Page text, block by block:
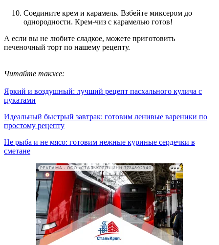
Соедините крем и карамель. Взбейте миксером до
однородности. Крем-чиз с карамелью готов!
А если вы не любите сладкое, можете приготовить
печеночный торт по нашему рецепту.
Читайте также:
Яркий и воздушный: лучший рецепт пасхального кулича с
цукатами
Идеальный быстрый завтрак: готовим ленивые вареники по
простому рецепту
Не рыба и не мясо: готовим нежные куриные сердечки в
сметане
РЕКЛАМА • ООО «СТАЛЬКРЕП» ИНН 7724892340